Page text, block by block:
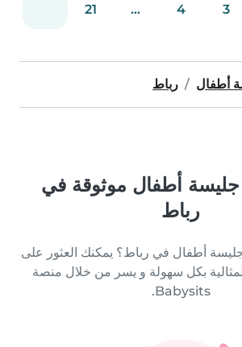
3
4
...
21
أطفال رباط
أطفال موثوقة في
رباط
أطفال في رباط؟ يمكنك العثور على
بكل سهولة و يسر من خلال منصة
Babysits.